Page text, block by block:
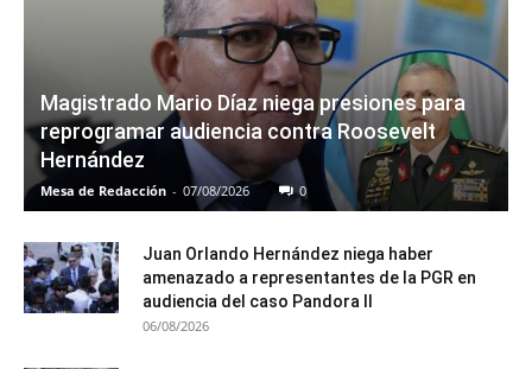
Magistrado Mario Díaz niega presiones para
reprogramar audiencia contra Roosevelt
Hernández
Mesa de Redacción - 07/08/2026 0
Juan Orlando Hernández niega haber
amenazado a representantes de la PGR en
audiencia del caso Pandora II
06/08/2026